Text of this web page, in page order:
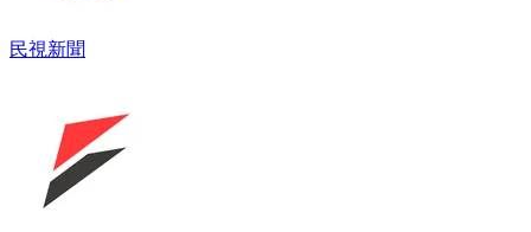
民視新聞